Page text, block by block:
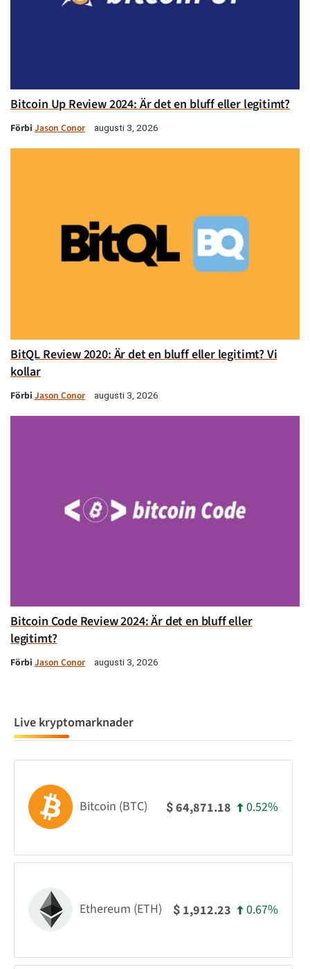
Bitcoin Up Review 2024: Är det en bluff eller legitimt?
Förbi Jason Conor augusti 3, 2026
BitQL Review 2020: Är det en bluff eller legitimt? Vi
kollar
Förbi Jason Conor augusti 3, 2026
Bitcoin Code Review 2024: Är det en bluff eller
legitimt?
Förbi Jason Conor augusti 3, 2026
Live kryptomarknader
Bitcoin (BTC) $64,871.18 0.52%
Ethereum (ETH) $ 1,912.23 0.67%